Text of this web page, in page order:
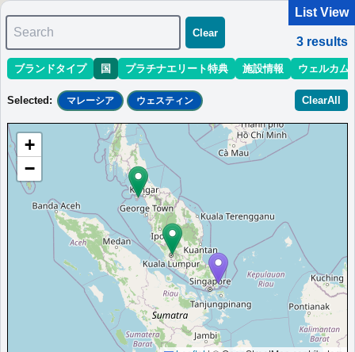
マリオット最新情報ホテル情報(アジア)ホテル特典攻略
1 - 3 of 3 results
Sort: 最低価格目安 開業時期 地域
ウェスティン・デサル・コースト・リゾー
海を望む客室、優れたダイニング、イベント会場、スパを備えた
デサルのホテルです。
マレーシアバンダール・プナワール
開業:2019年最低価格目安:￥ 580 MYR情報サイト:risoka17.com
Marriott Bonvoyで価格をみる
プラチナエリート特典：ウェルカムギフト朝食選択可,ラウンジアクセス有,客
室アップグレード有（スイート含む）,クラブラウンジ・サンセットカクテル
List View
Search
Clear
3 results
ブランドタイプ 国 プラチナエリート特典 施設情報 ウェルカム
Selected : マレーシア ウェスティン ClearAll
+
−